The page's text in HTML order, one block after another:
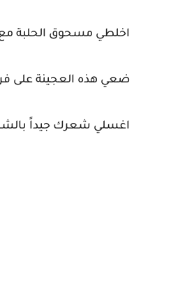
اخلطي مسحوق الحلبة
ضعي هذه العجينة على فروة
اغسلي شعرك جيداً